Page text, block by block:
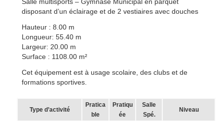
disposant d’un éclairage et de 2 vestiaires avec douches
Hauteur : 8.00 m
Longueur: 55.40 m
Largeur: 20.00 m
Surface : 1108.00 m²
Cet équipement est à usage scolaire, des clubs et de
formations sportives.
Type d’activité
Pratica
ble
Pratiqu
ée
Salle
Spé.
Niveau